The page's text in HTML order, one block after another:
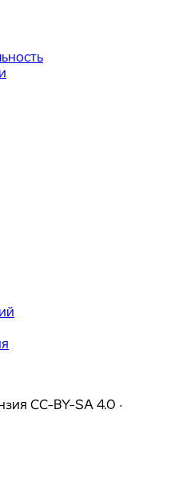
CC-BY-SA 4.0 ·